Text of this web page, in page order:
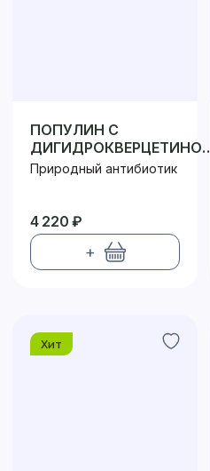
ПОПУЛИН С
ДИГИДРОКВЕРЦЕТИНОМ
200
Природный антибиотик
4 220 ₽
+
Хит